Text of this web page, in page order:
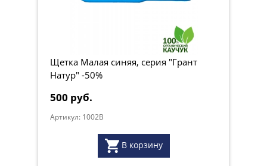
Щетка Малая синяя, серия "Грант
Натур" -50%
500 руб.
Артикул: 1002B
В корзину